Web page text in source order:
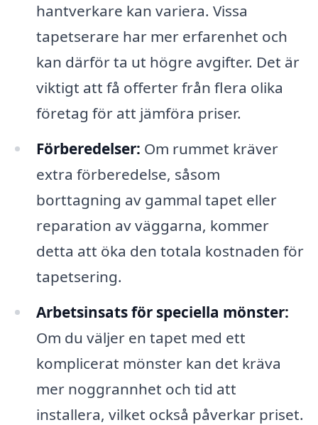
hantverkare kan variera. Vissa
tapetserare har mer erfarenhet och
kan därför ta ut högre avgifter. Det är
viktigt att få offerter från flera olika
företag för att jämföra priser.
Förberedelser: Om rummet kräver
extra förberedelse, såsom
borttagning av gammal tapet eller
reparation av väggarna, kommer
detta att öka den totala kostnaden för
tapetsering.
Arbetsinsats för speciella mönster:
Om du väljer en tapet med ett
komplicerat mönster kan det kräva
mer noggrannhet och tid att
installera, vilket också påverkar priset.